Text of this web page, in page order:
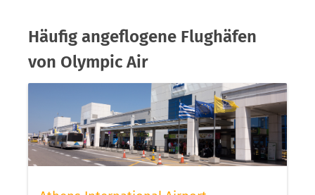
Häufig angeflogene Flughäfen
von Olympic Air